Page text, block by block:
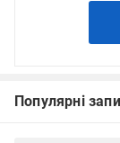
Популярні